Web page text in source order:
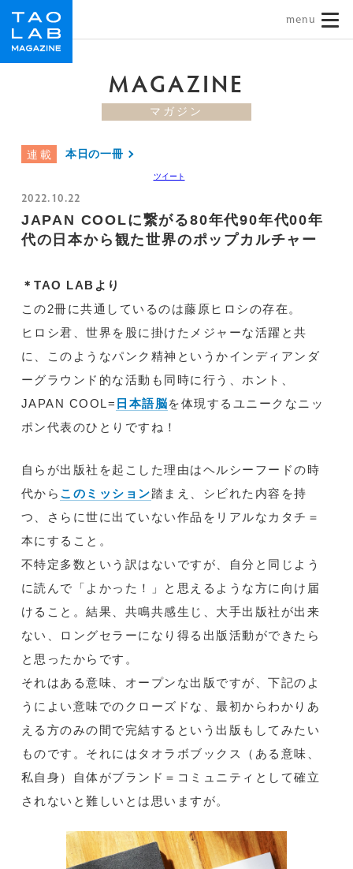
MAGAZINE
マガジン
連載 本日の一冊
ツイート
2022.10.22
JAPAN COOLに繋がる80年代90年代00年
代の日本から観た世界のポップカルチャー
＊TAO LABより
この2冊に共通しているのは藤原ヒロシの存在。
ヒロシ君、世界を股に掛けたメジャーな活躍と共
に、このようなパンク精神というかインディアンダ
ーグラウンド的な活動も同時に行う、ホント、
JAPAN COOL= 日本語脳を体現するユニークなニッ
ポン代表のひとりですね！
自らが出版社を起こした理由はヘルシーフードの時
代から このミッション踏まえ、シビれた内容を持
つ、さらに世に出ていない作品をリアルなカタチ＝
本にすること。
不特定多数という訳はないですが、自分と同じよう
に読んで「よかった！」と思えるような方に向け届
けること。結果、共鳴共感生じ、大手出版社が出来
ない、ロングセラーになり得る出版活動ができたら
と思ったからです。
それはある意味、オープンな出版ですが、下記のよ
うによい意味でのクローズドな、最初からわかりあ
える方のみの間で完結するという出版もしてみたい
ものです。それにはタオラボブックス（ある意味、
私自身）自体がブランド＝コミュニティとして確立
されないと難しいとは思いますが。